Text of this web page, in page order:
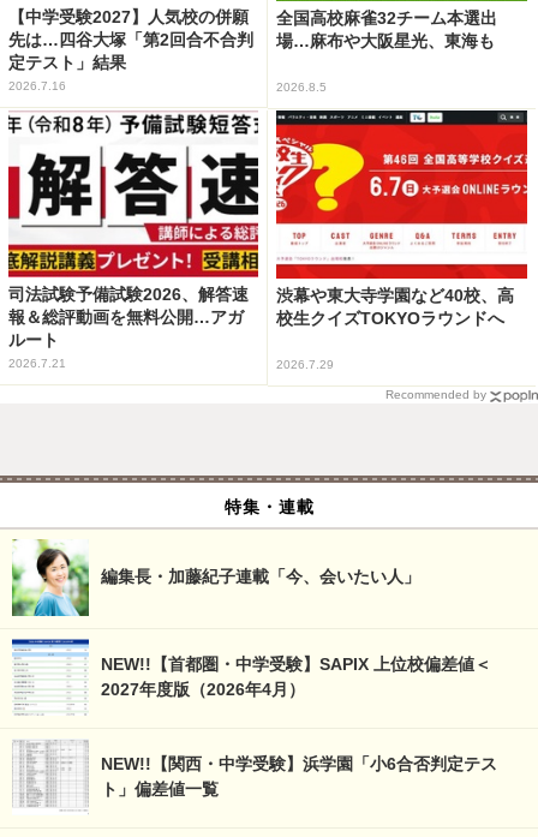
【中学受験2027】人気校の併願
先は…四谷大塚「第2回合不合判
定テスト」結果
2026.7.16
全国高校麻雀32チーム本選出
場…麻布や大阪星光、東海も
2026.8.5
司法試験予備試験2026、解答速
報＆総評動画を無料公開…アガ
ルート
2026.7.21
渋幕や東大寺学園など40校、高
校生クイズTOKYOラウンドへ
2026.7.29
Recommended by
特集・連載
編集長・加藤紀子連載「今、会いたい人」
NEW!!【首都圏・中学受験】SAPIX 上位校偏差値＜
2027年度版（2026年4月）
NEW!!【関西・中学受験】浜学園「小6合否判定テス
ト」偏差値一覧